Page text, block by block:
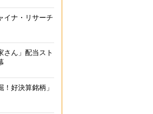
イナ・リサーチ
さん」配当スト
好決算銘柄」